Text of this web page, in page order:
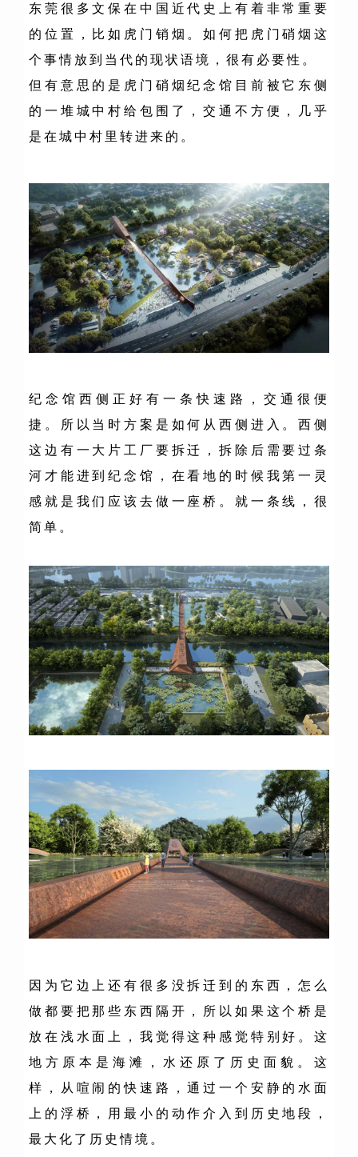
东莞很多文保在中国近代史上有着非常重要
的位置，比如虎门销烟。如何把虎门硝烟这
个事情放到当代的现状语境，很有必要性。
但有意思的是虎门硝烟纪念馆目前被它东侧
的一堆城中村给包围了，交通不方便，几乎
是在城中村里转进来的。
纪念馆西侧正好有一条快速路，交通很便
捷。所以当时方案是如何从西侧进入。西侧
这边有一大片工厂要拆迁，拆除后需要过条
河才能进到纪念馆，在看地的时候我第一灵
感就是我们应该去做一座桥。就一条线，很
简单。
因为它边上还有很多没拆迁到的东西，怎么
做都要把那些东西隔开，所以如果这个桥是
放在浅水面上，我觉得这种感觉特别好。这
地方原本是海滩，水还原了历史面貌。这
样，从喧闹的快速路，通过一个安静的水面
上的浮桥，用最小的动作介入到历史地段，
最大化了历史情境。